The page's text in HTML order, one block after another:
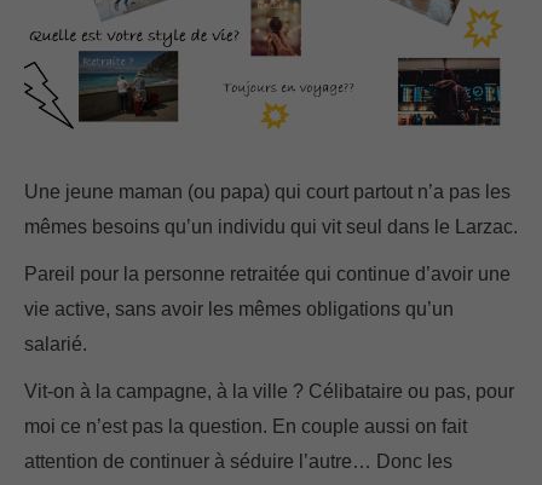
Une jeune maman (ou papa) qui court partout n’a pas les
mêmes besoins qu’un individu qui vit seul dans le Larzac.
Pareil pour la personne retraitée qui continue d’avoir une
vie active, sans avoir les mêmes obligations qu’un
salarié.
Vit-on à la campagne, à la ville ? Célibataire ou pas, pour
moi ce n’est pas la question. En couple aussi on fait
attention de continuer à séduire l’autre… Donc les